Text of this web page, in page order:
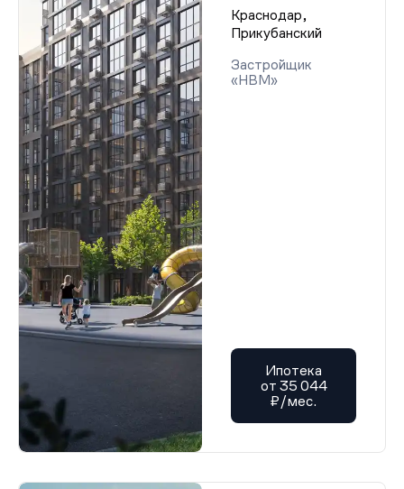
Краснодар,
Прикубанский
Застройщик
«НВМ»
Ипотека
от 35 044
₽/мес.